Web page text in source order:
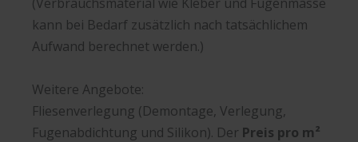
kann bei Bedarf zusätzlich nach tatsächlichem
Aufwand berechnet werden.)
Weitere Angebote:
Fliesenverlegung (Demontage, Verlegung,
Fugenabdichtung und Silikon). Der Preis pro m²